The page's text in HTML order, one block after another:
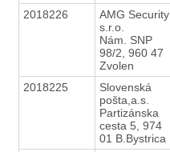
2018226
AMG Security
s.r.o.
Nám. SNP
98/2, 960 47
Zvolen
2018225
Slovenská
pošta,a.s.
Partizánska
cesta 5, 974
01 B.Bystrica